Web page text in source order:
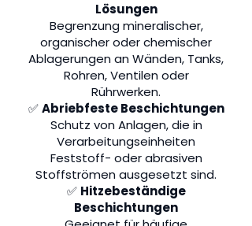
Lösungen
Begrenzung mineralischer,
organischer oder chemischer
Ablagerungen an Wänden, Tanks,
Rohren, Ventilen oder
Rührwerken.
✅Abriebfeste Beschichtungen
Schutz von Anlagen, die in
Verarbeitungseinheiten
Feststoff- oder abrasiven
Stoffströmen ausgesetzt sind.
✅ Hitzebeständige
Beschichtungen